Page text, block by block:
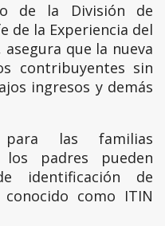
de la División de
de la Experiencia del
que la nueva
contribuyentes sin
ingresos y demás
las familias
los padres pueden
identificación de
como ITIN